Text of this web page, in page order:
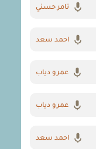
تامر حسني
احمد سعد
عمرو دياب
عمرو دياب
احمد سعد